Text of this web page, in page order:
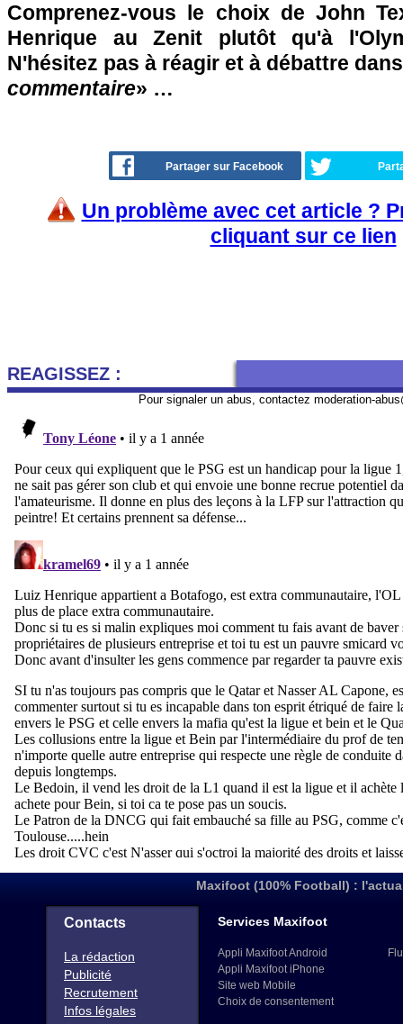
Comprenez-vous le choix de John
Henrique au Zenit plutôt qu'à
N'hésitez pas à réagir et à débattre
commentaire» …
Partager sur Facebook
Un problème avec cet article ?
cliquant sur ce lien
REAGISSEZ :
Pour signaler un abus, contactez moderation-
Maxifoot (100% Football) :
Contacts
La rédaction
Publicité
Recrutement
Infos légales
Services Maxifoot
Appli Maxifoot Android
Appli Maxifoot iPhone
Site web Mobile
Choix de consentement